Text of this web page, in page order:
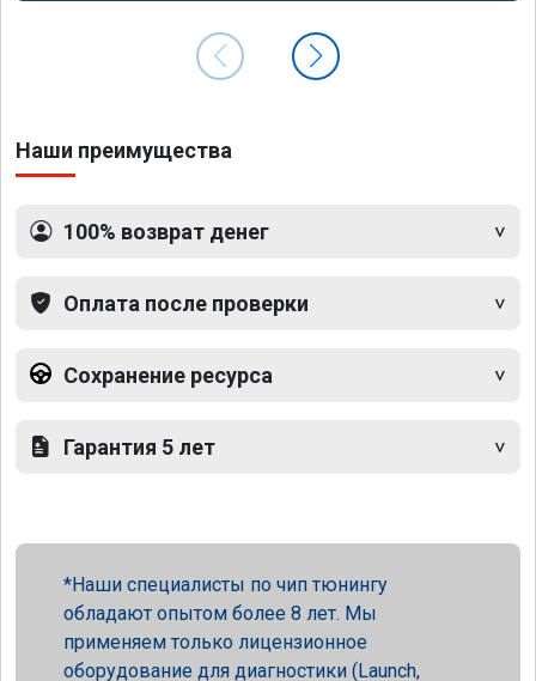
Наши преимущества
100% возврат денег
Оплата после проверки
Сохранение ресурса
Гарантия 5 лет
Наши специалисты по чип тюнингу
обладают опытом более 8 лет. Мы
применяем только лицензионное
оборудование для диагностики (Launch,